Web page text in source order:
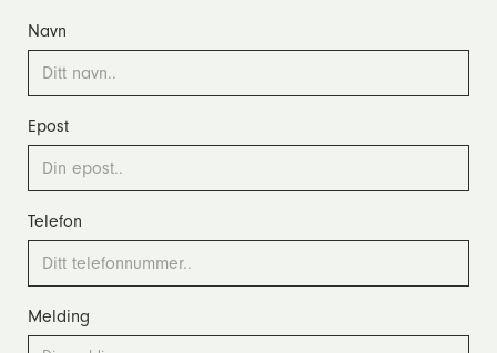
Navn
Epost
Telefon
Melding